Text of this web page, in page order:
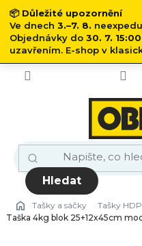
📦 Důležité upozornění
Ve dnech 3.–7. 8.
Objednávky do 30. 7. 15:00
uzavřením. E-shop v
Přejít
obsah
Hledat
Tašky a sáčky
Tašky
Taška 4kg blok 25+12x45cm